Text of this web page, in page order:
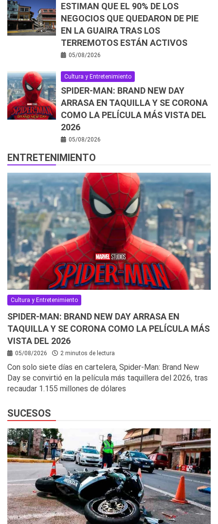
ESTIMAN QUE EL 90% DE LOS
NEGOCIOS QUE QUEDARON DE PIE
EN LA GUAIRA TRAS LOS
TERREMOTOS ESTÁN ACTIVOS
05/08/2026
Cultura y Entretenimiento
SPIDER-MAN: BRAND NEW DAY
ARRASA EN TAQUILLA Y SE CORONA
COMO LA PELÍCULA MÁS VISTA DEL
2026
05/08/2026
ENTRETENIMIENTO
Cultura y Entretenimiento
SPIDER-MAN: BRAND NEW DAY ARRASA EN
TAQUILLA Y SE CORONA COMO LA PELÍCULA MÁS
VISTA DEL 2026
05/08/2026 2 minutos de lectura
Con solo siete días en cartelera, Spider-Man: Brand New
Day se convirtió en la película más taquillera del 2026, tras
recaudar 1.155 millones de dólares
SUCESOS